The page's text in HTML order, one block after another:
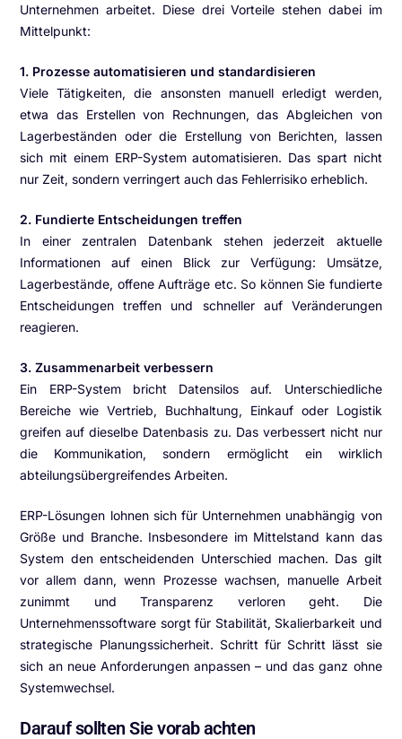
Unternehmen arbeitet. Diese drei Vorteile stehen dabei im
Mittelpunkt:
1. Prozesse automatisieren und standardisieren
Viele Tätigkeiten, die ansonsten manuell erledigt werden,
etwa das Erstellen von Rechnungen, das Abgleichen von
Lagerbeständen oder die Erstellung von Berichten, lassen
sich mit einem ERP-System automatisieren. Das spart nicht
nur Zeit, sondern verringert auch das Fehlerrisiko erheblich.
2. Fundierte Entscheidungen treffen
In einer zentralen Datenbank stehen jederzeit aktuelle
Informationen auf einen Blick zur Verfügung: Umsätze,
Lagerbestände, offene Aufträge etc. So können Sie fundierte
Entscheidungen treffen und schneller auf Veränderungen
reagieren.
3. Zusammenarbeit verbessern
Ein ERP-System bricht Datensilos auf. Unterschiedliche
Bereiche wie Vertrieb, Buchhaltung, Einkauf oder Logistik
greifen auf dieselbe Datenbasis zu. Das verbessert nicht nur
die Kommunikation, sondern ermöglicht ein wirklich
abteilungsübergreifendes Arbeiten.
ERP-Lösungen lohnen sich für Unternehmen unabhängig von
Größe und Branche. Insbesondere im Mittelstand kann das
System den entscheidenden Unterschied machen. Das gilt
vor allem dann, wenn Prozesse wachsen, manuelle Arbeit
zunimmt und Transparenz verloren geht. Die
Unternehmenssoftware sorgt für Stabilität, Skalierbarkeit und
strategische Planungssicherheit. Schritt für Schritt lässt sie
sich an neue Anforderungen anpassen – und das ganz ohne
Systemwechsel.
Darauf sollten Sie vorab achten